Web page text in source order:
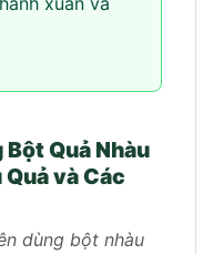
Quả Nhàu
và Các
dùng bột nhàu